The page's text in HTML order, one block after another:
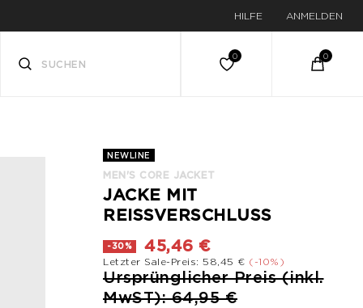
HILFE ANMELDEN
NEWLINE
MEN'S CORE JACKET
JACKE MIT
REISSVERSCHLUSS
-30% 45,46 €
Letzter Sale-Preis: 58,45 € (-10%)
Preis reduziert von
Ursprünglicher Preis (inkl.
MwST): 64,95 €bis